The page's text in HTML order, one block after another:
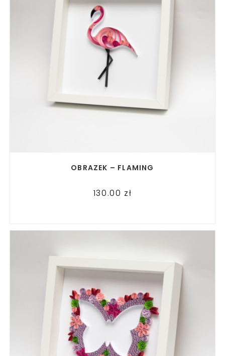
OBRAZEK – FLAMING
130.00 zł